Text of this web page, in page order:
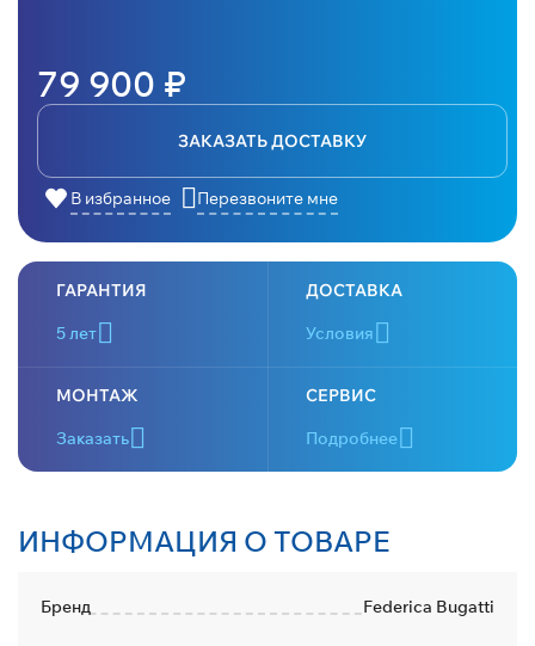
79 900 ₽
ЗАКАЗАТЬ ДОСТАВКУ
В избранное Перезвоните мне
ГАРАНТИЯ
5 лет
ДОСТАВКА
Условия
МОНТАЖ
Заказать
СЕРВИС
Подробнее
ИНФОРМАЦИЯ О ТОВАРЕ
Бренд Federica Bugatti